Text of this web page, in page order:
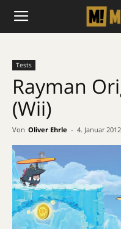
Tests
Rayman
(Wii)
Von Oliver Ehrle - 4. Januar 2012